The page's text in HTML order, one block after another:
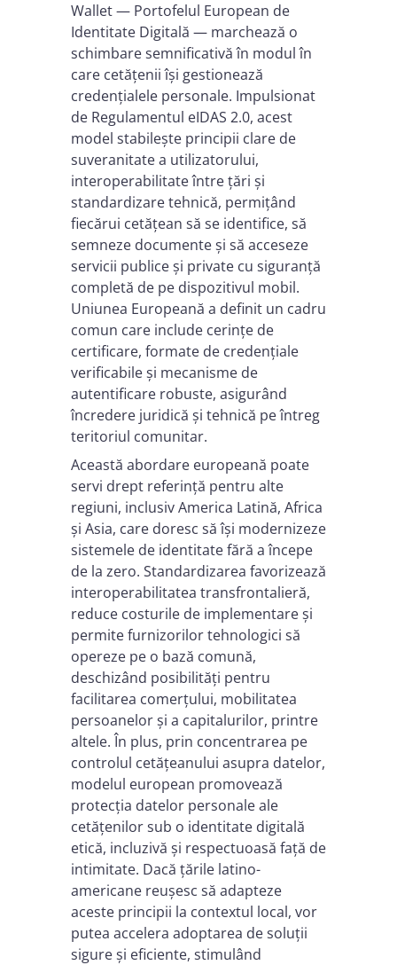
Wallet — Portofelul European de
Identitate Digitală — marchează o
schimbare semnificativă în modul în
care cetățenii își gestionează
credențialele personale. Impulsionat
de Regulamentul eIDAS 2.0, acest
model stabilește principii clare de
suveranitate a utilizatorului,
interoperabilitate între țări și
standardizare tehnică, permițând
fiecărui cetățean să se identifice, să
semneze documente și să acceseze
servicii publice și private cu siguranță
completă de pe dispozitivul mobil.
Uniunea Europeană a definit un cadru
comun care include cerințe de
certificare, formate de credențiale
verificabile și mecanisme de
autentificare robuste, asigurând
încredere juridică și tehnică pe întreg
teritoriul comunitar.
Această abordare europeană poate
servi drept referință pentru alte
regiuni, inclusiv America Latină, Africa
și Asia, care doresc să își modernizeze
sistemele de identitate fără a începe
de la zero. Standardizarea favorizează
interoperabilitatea transfrontalieră,
reduce costurile de implementare și
permite furnizorilor tehnologici să
opereze pe o bază comună,
deschizând posibilități pentru
facilitarea comerțului, mobilitatea
persoanelor și a capitalurilor, printre
altele. În plus, prin concentrarea pe
controlul cetățeanului asupra datelor,
modelul european promovează
protecția datelor personale ale
cetățenilor sub o identitate digitală
etică, incluzivă și respectuoasă față de
intimitate. Dacă țările latino-
americane reușesc să adapteze
aceste principii la contextul local, vor
putea accelera adoptarea de soluții
sigure și eficiente, stimulând